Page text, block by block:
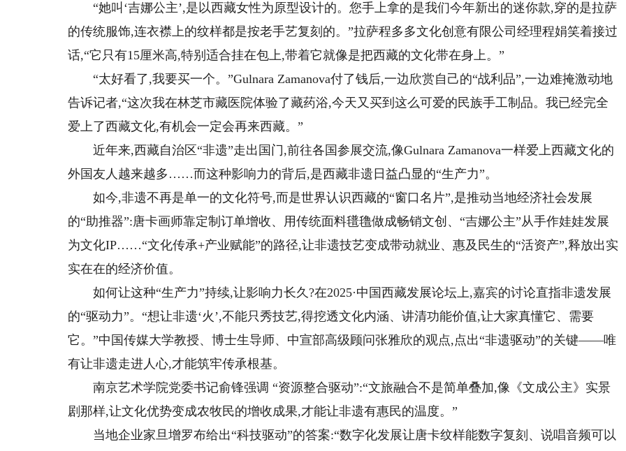
“她叫‘吉娜公主’,是以西藏女性为原型设计的。您手上拿的是我们今年新出的迷你款,穿的是拉萨
的传统服饰,连衣襟上的纹样都是按老手艺复刻的。”拉萨程多多文化创意有限公司经理程娟笑着接过
话,“它只有15厘米高,特别适合挂在包上,带着它就像是把西藏的文化带在身上。”
“太好看了,我要买一个。”Gulnara Zamanova付了钱后,一边欣赏自己的“战利品”,一边难掩激动地
告诉记者,“这次我在林芝市藏医院体验了藏药浴,今天又买到这么可爱的民族手工制品。我已经完全
爱上了西藏文化,有机会一定会再来西藏。”
近年来,西藏自治区“非遗”走出国门,前往各国参展交流,像Gulnara Zamanova一样爱上西藏文化的
外国友人越来越多……而这种影响力的背后,是西藏非遗日益凸显的“生产力”。
如今,非遗不再是单一的文化符号,而是世界认识西藏的“窗口名片”,是推动当地经济社会发展
的“助推器”:唐卡画师靠定制订单增收、用传统面料氆氇做成畅销文创、“吉娜公主”从手作娃娃发展
为文化IP……“文化传承+产业赋能”的路径,让非遗技艺变成带动就业、惠及民生的“活资产”,释放出实
实在在的经济价值。
如何让这种“生产力”持续,让影响力长久?在2025·中国西藏发展论坛上,嘉宾的讨论直指非遗发展
的“驱动力”。“想让非遗‘火’,不能只秀技艺,得挖透文化内涵、讲清功能价值,让大家真懂它、需要
它。”中国传媒大学教授、博士生导师、中宣部高级顾问张雅欣的观点,点出“非遗驱动”的关键——唯
有让非遗走进人心,才能筑牢传承根基。
南京艺术学院党委书记俞锋强调 “资源整合驱动”:“文旅融合不是简单叠加,像《文成公主》实景
剧那样,让文化优势变成农牧民的增收成果,才能让非遗有惠民的温度。”
当地企业家旦增罗布给出“科技驱动”的答案:“数字化发展让唐卡纹样能数字复刻、说唱音频可以